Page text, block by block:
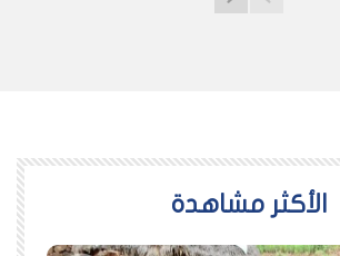
اﻷكثر مشاهدة